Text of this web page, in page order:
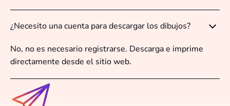
¿Necesito una cuenta para descargar los dibujos?
No, no es necesario registrarse. Descarga e imprime
directamente desde el sitio web.